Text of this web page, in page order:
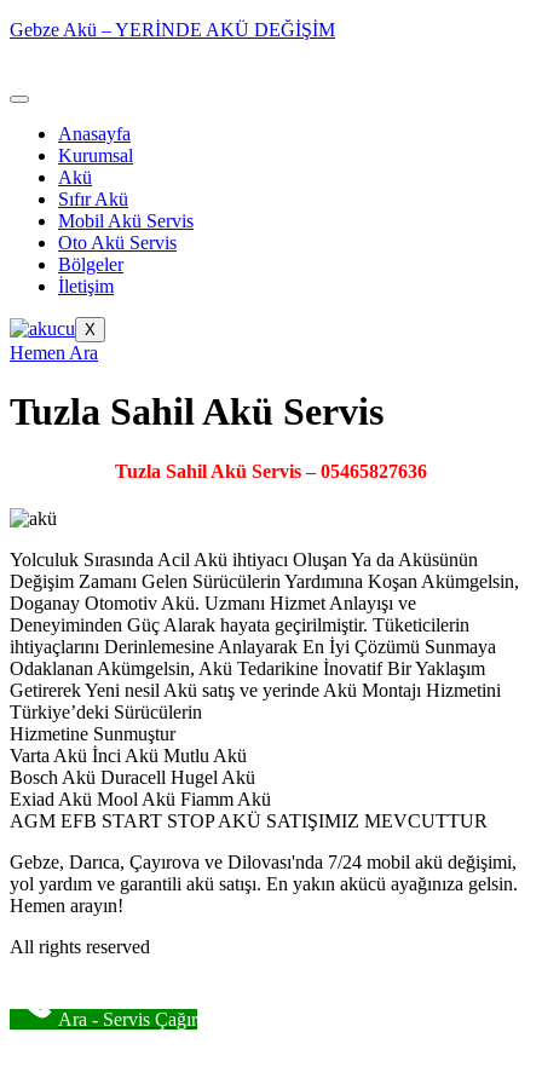
Gebze Akü – YERİNDE AKÜ DEĞİŞİM
Anasayfa
Kurumsal
Akü
Sıfır Akü
Mobil Akü Servis
Oto Akü Servis
Bölgeler
İletişim
X
Hemen Ara
Tuzla Sahil Akü Servis
Tuzla Sahil Akü Servis – 05465827636
Yolculuk Sırasında Acil Akü ihtiyacı Oluşan Ya da Aküsünün
Değişim Zamanı Gelen Sürücülerin Yardımına Koşan Akümgelsin,
Doganay Otomotiv Akü. Uzmanı Hizmet Anlayışı ve
Deneyiminden Güç Alarak hayata geçirilmiştir. Tüketicilerin
ihtiyaçlarını Derinlemesine Anlayarak En İyi Çözümü Sunmaya
Odaklanan Akümgelsin, Akü Tedarikine İnovatif Bir Yaklaşım
Getirerek Yeni nesil Akü satış ve yerinde Akü Montajı Hizmetini
Türkiye’deki Sürücülerin
Hizmetine Sunmuştur
Varta Akü İnci Akü Mutlu Akü
Bosch Akü Duracell Hugel Akü
Exiad Akü Mool Akü Fiamm Akü
AGM EFB START STOP AKÜ SATIŞIMIZ MEVCUTTUR
Gebze, Darıca, Çayırova ve Dilovası'nda 7/24 mobil akü değişimi,
yol yardım ve garantili akü satışı. En yakın akücü ayağınıza gelsin.
Hemen arayın!
All rights reserved
Ara - Servis Çağır